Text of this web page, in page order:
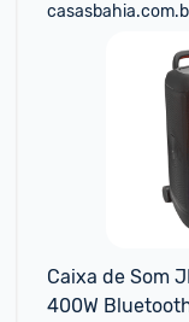
Caixa de Som
400W